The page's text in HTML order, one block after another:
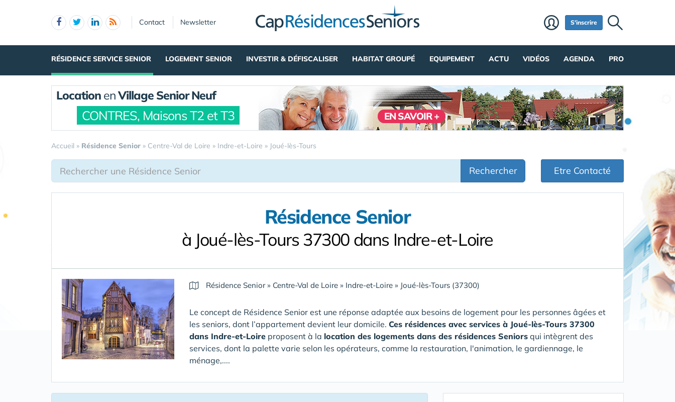
Contact Newsletter S'inscrire
RÉSIDENCE SERVICE SENIOR LOGEMENT SENIOR INVESTIR & DÉFISCALISER HABITAT GROUPÉ EQUIPEMENT ACTU VIDÉOS AGENDA PRO
Location enVillage Senior Neuf
CONTRES, Maisons T2 et T3 EN SAVOIR +
Accueil » Résidence Senior » Centre-Val de Loire » Indre-et-Loire » Joué-lès-Tours
Rechercher Etre Contacté
Résidence Senior
à Joué-lès-Tours 37300 dans Indre-et-Loire
Résidence Senior» Centre-Val de Loire » Indre-et-Loire » Joué-lès-Tours (37300)
Le concept de Résidence Senior est une réponse adaptée aux besoins de logement pour les personnes âgées et
les seniors, dont l’appartement devient leur domicile. Ces résidences avec services à Joué-lès-Tours 37300
dans Indre-et-Loire proposent à la location des logements dans des résidences Seniors qui intègrent des
services, dont la palette varie selon les opérateurs, comme la restauration, l'animation, le gardiennage, le
ménage,....